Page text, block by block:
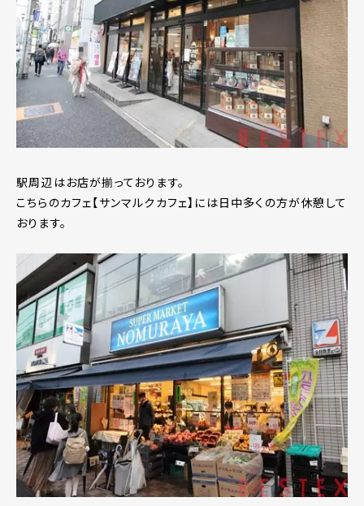
駅周辺はお店が揃っております。
こちらのカフェ【サンマルクカフェ】には日中多くの方が休憩して
おります。